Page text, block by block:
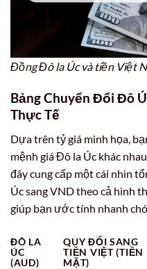
Đồng Đô la Úc và tiền Việt
Bảng Chuyển Đổi Đô
Thực Tế
Dựa trên tỷ giá minh họa,
mệnh giá Đô la Úc khác
đây cung cấp một cái nhìn
Úc sang VND theo cả hình
giúp bạn ước tính nhanh
ĐÔ LA
ÚC
(AUD)
QUY ĐỔI SANG
TIỀN VIỆT (TIỀN
MẶT)